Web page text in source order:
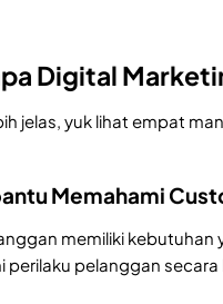
Digital
jelas, yuk lihat empat
Memahami
memiliki
perilaku pelanggan